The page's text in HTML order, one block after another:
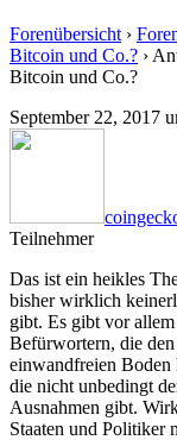
Forenübersicht ›
Bitcoin und Co.? ›
Bitcoin und Co.?
September 22, 2017
Teilnehmer
Das ist ein heikles
bisher wirklich
gibt. Es gibt vor
Befürwortern, die
einwandfreien Boden
die nicht unbedingt
Ausnahmen gibt.
Staaten und Politiker